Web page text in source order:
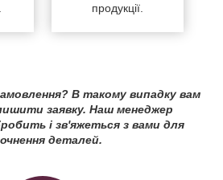
продукції.
В такому випадку вам
заявку. Наш менеджер
і зв'яжеться з вами для
деталей.